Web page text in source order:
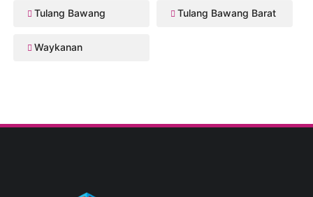
Tulang Bawang Tulang Bawang Barat
Waykanan